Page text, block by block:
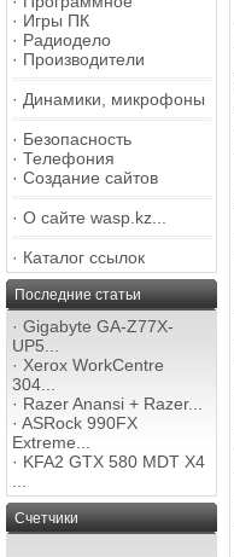
· Игры ПК
· Радиодело
· Производители
· Динамики, микрофоны
· Безопасность
· Телефония
· Создание сайтов
· О сайте wasp.kz...
· Каталог ссылок
Последние статьи
· Gigabyte GA-Z77X-
UP5...
· Xerox WorkCentre
304...
· Razer Anansi + Razer...
· ASRock 990FX
Extreme...
· KFA2 GTX 580 MDT X4
Счетчики